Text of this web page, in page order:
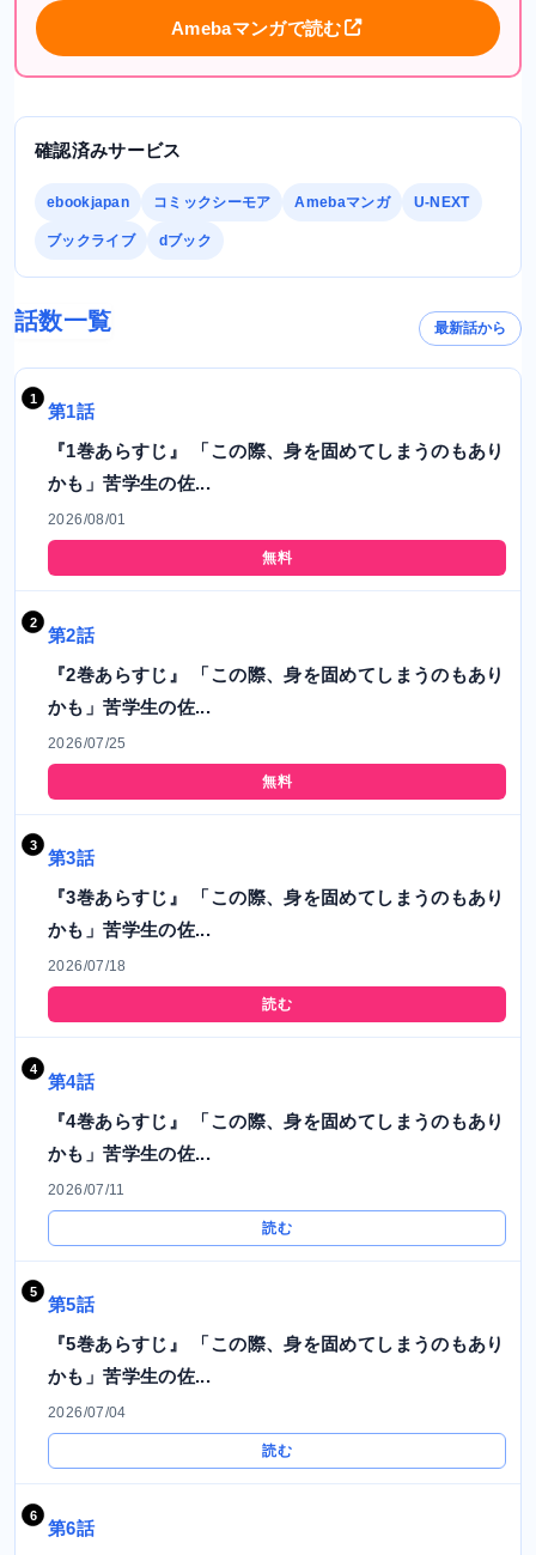
Amebaマンガで読む
確認済みサービス
ebookjapan コミックシーモア Amebaマンガ U-NEXT
ブックライブ dブック
話数一覧 最新話から
第1話
『1巻あらすじ』 「この際、身を固めてしまうのもあり
かも」苦学生の佐...
2026/08/01
無料
第2話
『2巻あらすじ』 「この際、身を固めてしまうのもあり
かも」苦学生の佐...
2026/07/25
無料
第3話
『3巻あらすじ』 「この際、身を固めてしまうのもあり
かも」苦学生の佐...
2026/07/18
読む
第4話
『4巻あらすじ』 「この際、身を固めてしまうのもあり
かも」苦学生の佐...
2026/07/11
読む
第5話
『5巻あらすじ』 「この際、身を固めてしまうのもあり
かも」苦学生の佐...
2026/07/04
読む
第6話